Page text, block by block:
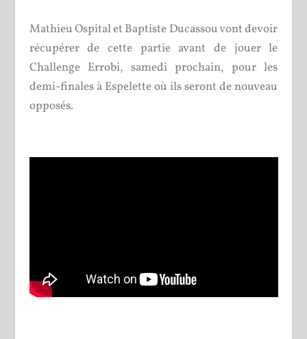
Mathieu Ospital et Baptiste Ducassou vont devoir
récupérer de cette partie avant de jouer le
Challenge Errobi, samedi prochain, pour les
demi-finales à Espelette où ils seront de nouveau
opposés.